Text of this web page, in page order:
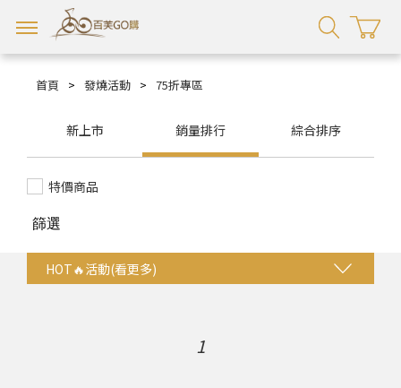
首頁 > 發燒活動 > 75折專區
新上市 銷量排行 綜合排序
特價商品
篩選
HOT🔥活動(看更多)
1